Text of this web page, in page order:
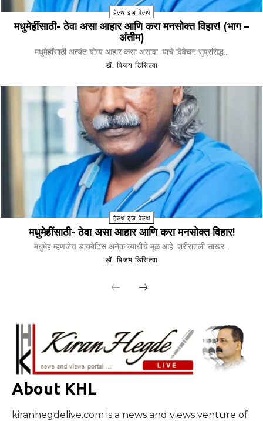
हेल्थ इज वेल्थ
मधुमेहींसाठी- ठेवा असा आहार आणि करा मनसोक्त विहार! (भाग –
अंतीम)
मधुमेहींसाठी अत्यंत योग्य आहार कसा असावा, याचे विवेचन सुप्रसिद्ध...
डॉ. विजय डिसिल्वा
हेल्थ इज वेल्थ
मधुमेहींसाठी- ठेवा असा आहार आणि करा मनसोक्त विहार!
मधुमेह म्हणजेच डायबेटिस अनेक व्याधींचे मूळ आहे. शरीरातली साखर...
डॉ. विजय डिसिल्वा
About KHL
kiranhegdelive.com is a news and views venture of